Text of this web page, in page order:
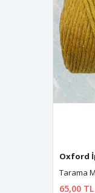
Oxford
Tarama
65,00 TL